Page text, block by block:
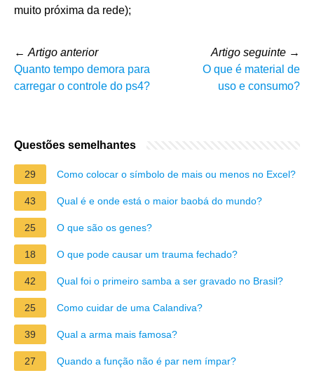
muito próxima da rede);
← Artigo anterior
Quanto tempo demora para
carregar o controle do ps4?
Artigo seguinte →
O que é material de
uso e consumo?
Questões semelhantes
29 Como colocar o símbolo de mais ou menos no Excel?
43 Qual é e onde está o maior baobá do mundo?
25 O que são os genes?
18 O que pode causar um trauma fechado?
42 Qual foi o primeiro samba a ser gravado no Brasil?
25 Como cuidar de uma Calandiva?
39 Qual a arma mais famosa?
27 Quando a função não é par nem ímpar?